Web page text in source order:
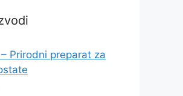
Prirodni preparat za